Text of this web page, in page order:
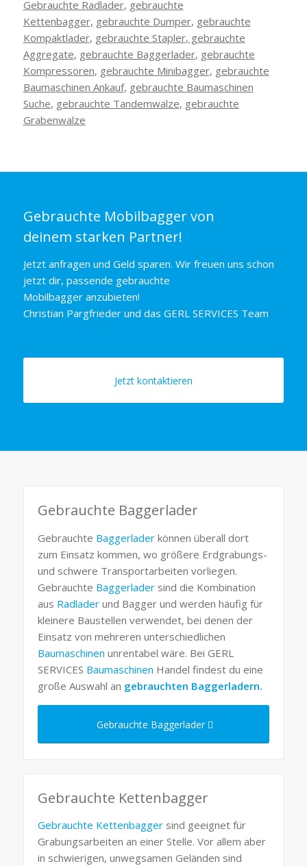
Gebrauchte Radlader, gebrauchte
Kettenbagger, gebrauchte Dumper, gebrauchte
Kompaktlader, gebrauchte Stapler, gebrauchte
Aggregate, gebrauchte Baggerlader, gebrauchte
Kompressoren, gebrauchte Minibagger, gebrauchte
Baumaschinen Ankauf, gebrauchte Baumaschinen
Suche, gebrauchte Tandemwalze, gebrauchte
Grabenwalze
Gebrauchte Mobilbagger von
deinem starken Partner!
Jetzt anfragen und Geld sparen. Wir freuen uns schon
jetzt dir, passende gebrauchte
Mobilbagger anzubieten!
Christian Pargfrieder und das GERL SERVICES Team
Jetzt kontaktieren
Gebrauchte Baggerlader
Gebrauchte Baggerladerkönnen überall dort
zum Einsatz kommen, wo größere Erdgrabungs-
und schwere Transportarbeiten vorliegen.
Gebrauchte Baggerladersind die Kombination
aus Radladerund Bagger und werden häufig für
kleinere Baustellen verwendet, bei denen der
Einsatz von mehreren unterschiedlichen
Baumaschinen unrentabel wäre. Bei GERL
SERVICES Baumaschinen Handel findest du eine
große Auswahl an gebrauchten Baggerladern.
Gebrauchte Baggerlader
Gebrauchte Kettenbagger
Gebrauchte Kettenbaggersind geeignet für
Grabungsarbeiten an einer Stelle. Vor allem aber
in schwierigen, unwegsamen Geländen sind